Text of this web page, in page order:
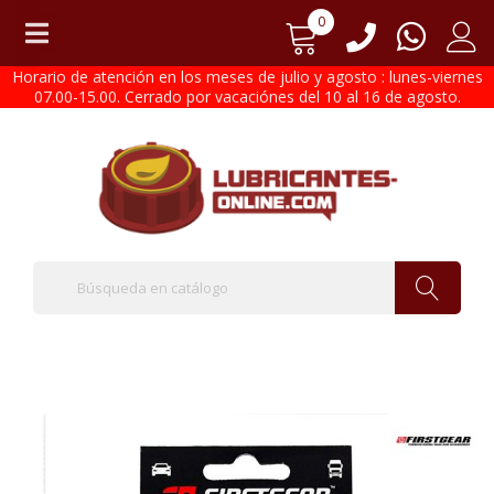
0
Horario de atención en los meses de julio y agosto : lunes-viernes
07.00-15.00. Cerrado por vacaciónes del 10 al 16 de agosto.